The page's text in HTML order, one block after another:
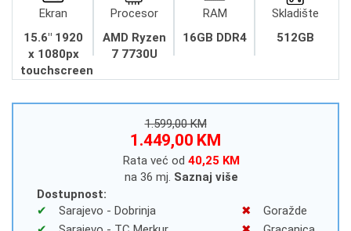
Ekran
15.6" 1920
x 1080px
touchscreen
Procesor
AMD Ryzen
7 7730U
RAM
16GB DDR4
Skladište
512GB
1.599,00 KM
1.449,00 KM
Rata već od 40,25 KM
na 36 mj. Saznaj više
Dostupnost:
Sarajevo - Dobrinja
Goražde